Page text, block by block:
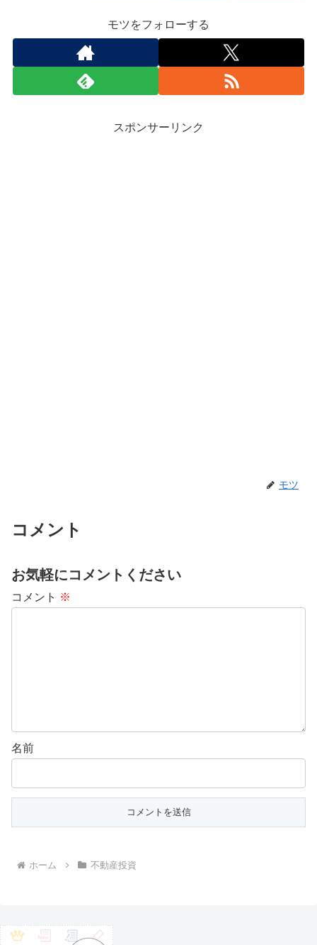
モツをフォローする
スポンサーリンク
モツ
コメント
お気軽にコメントください
コメント ※
名前
ホーム 不動産投資